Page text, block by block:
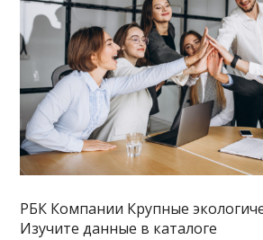
РБК Компании Крупные
Изучите данные в каталоге